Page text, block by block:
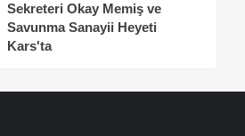
Sekreteri Okay Memiş ve
Savunma Sanayii Heyeti
Kars'ta